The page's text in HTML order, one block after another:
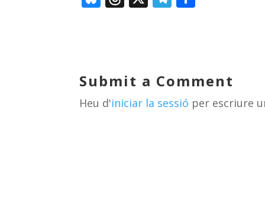
u
y
h
d
s
el
a
m
ar
te
ix
Submit a Comment
Heu d'iniciar la sessió per escriure